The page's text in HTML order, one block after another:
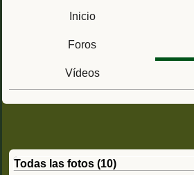
Inicio
Foros
Vídeos
Todas las fotos (10)